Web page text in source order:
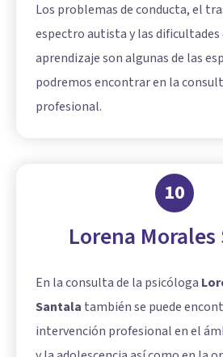
Los problemas de conducta, el
espectro autista y las dificultades
aprendizaje son algunas de las
podremos encontrar en la
profesional.
10
Lorena
En la consulta de la psicóloga
Santala también se puede
intervención profesional en el